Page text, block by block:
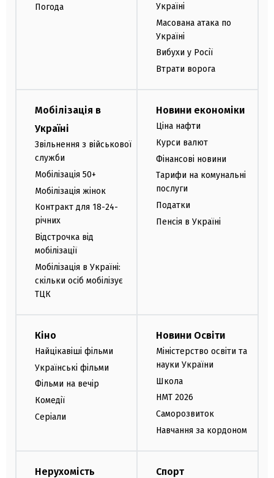
Погода
Україні
Масована атака по
Україні
Вибухи у Росії
Втрати ворога
Мобілізація в
Україні
Звільнення з військової
служби
Мобілізація 50+
Мобілізація жінок
Контракт для 18-24-
річних
Відстрочка від
мобілізації
Мобілізація в Україні:
скільки осіб мобілізує
ТЦК
Новини економіки
Ціна нафти
Курси валют
Фінансові новини
Тарифи на комунальні
послуги
Податки
Пенсія в Україні
Кіно
Найцікавіші фільми
Українські фільми
Фільми на вечір
Комедії
Серіали
Новини Освіти
Міністерство освіти та
науки України
Школа
НМТ 2026
Саморозвиток
Навчання за кордоном
Нерухомість Спорт